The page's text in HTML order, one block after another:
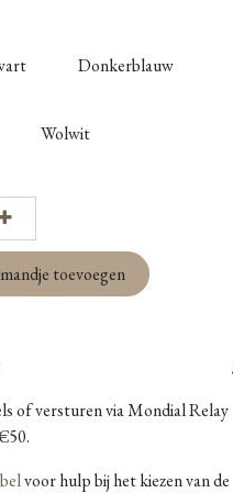
Donkerblauw
Wolwit
toevoegen
of versturen via Mondial Relay
voor hulp bij het kiezen van de